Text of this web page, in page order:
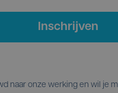
Inschrijven
naar onze werking en wil je